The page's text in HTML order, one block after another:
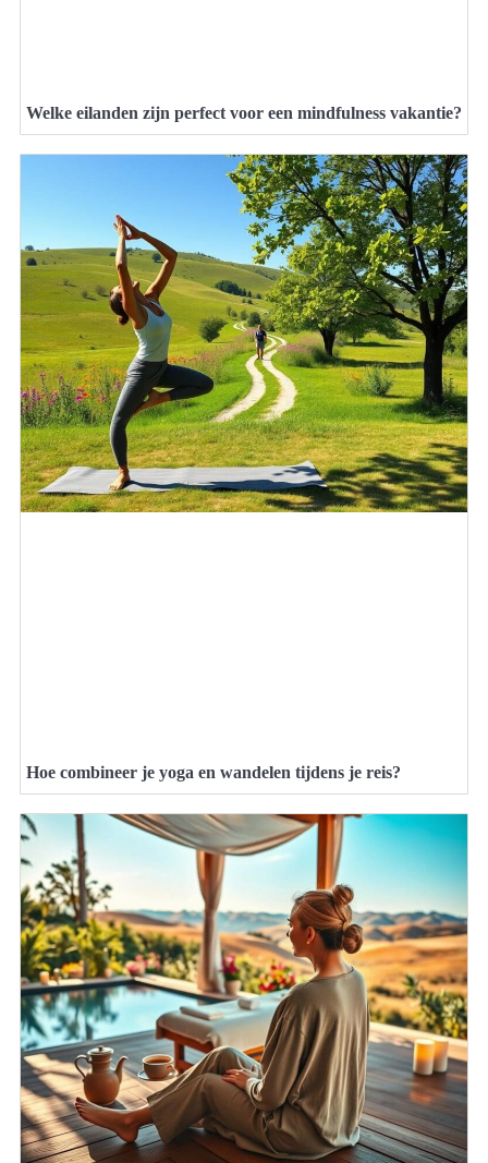
Welke eilanden zijn perfect voor een mindfulness vakantie?
Hoe combineer je yoga en wandelen tijdens je reis?